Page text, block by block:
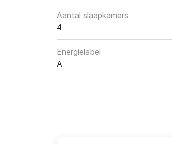
Aantal slaapkamers
4
Energielabel
A